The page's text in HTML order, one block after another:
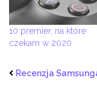
10 premier, na które
czekam w 2020
Recenzja